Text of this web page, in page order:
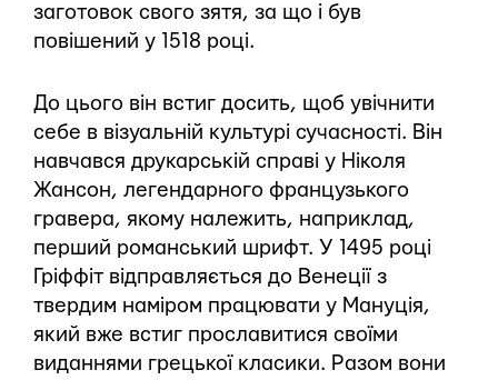
заготовок свого зятя, за що і був
повішений у 1518 році.
До цього він встиг досить, щоб увічнити
себе в візуальній культурі сучасності. Він
навчався друкарській справі у Ніколя
Жансон, легендарного французького
гравера, якому належить, наприклад,
перший романський шрифт. У 1495 році
Гріффіт відправляється до Венеції з
твердим наміром працювати у Мануція,
який вже встиг прославитися своїми
виданнями грецької класики. Разом вони